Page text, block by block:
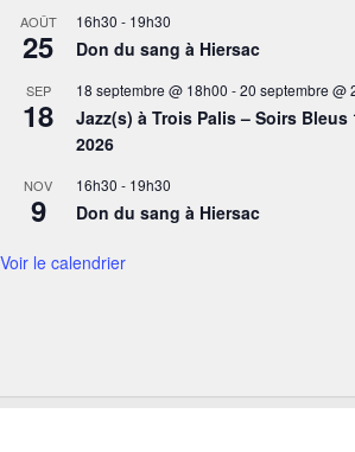
AOÛT
25
16h30 - 19h30
Don du sang à Hiersac
SEP
18
18 septembre @ 18h00 -20 septembre @
Jazz(s) à Trois Palis – Soirs Bleus
2026
NOV
9
16h30 - 19h30
Don du sang à Hiersac
Voir le calendrier